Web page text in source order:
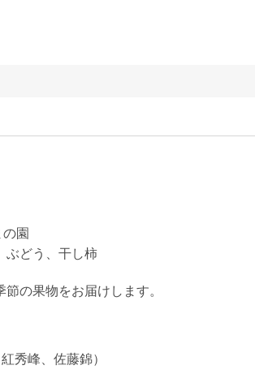
園
ぶどう、干し柿
の果物をお届けします。
峰、佐藤錦）